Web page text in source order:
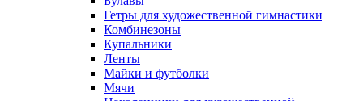
Гетры для художественной гимнастики
Комбинезоны
Купальники
Ленты
Майки и футболки
Мячи